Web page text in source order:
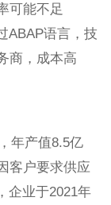
可能不足
ABAP语言，技
商，成本高
年产值8.5亿
客户要求供应
企业于2021年